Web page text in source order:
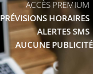
ACCÈS PREMIUM
PRÉVISIONS HORAIRES
ALERTES SMS
AUCUNE PUBLICITÉ